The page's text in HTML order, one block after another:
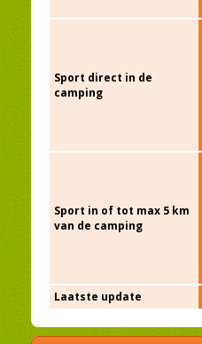
Sport direct in de
camping
Sport in of tot max 5 km
van de camping
Laatste update